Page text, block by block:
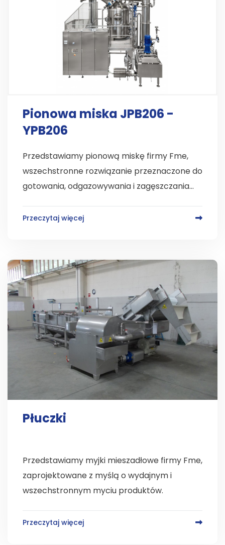
Pionowa miska JPB206 -
YPB206
Przedstawiamy pionową miskę firmy Fme,
wszechstronne rozwiązanie przeznaczone do
gotowania, odgazowywania i zagęszczania...
Przeczytaj więcej
Płuczki
Przedstawiamy myjki mieszadłowe firmy Fme,
zaprojektowane z myślą o wydajnym i
wszechstronnym myciu produktów.
Przeczytaj więcej